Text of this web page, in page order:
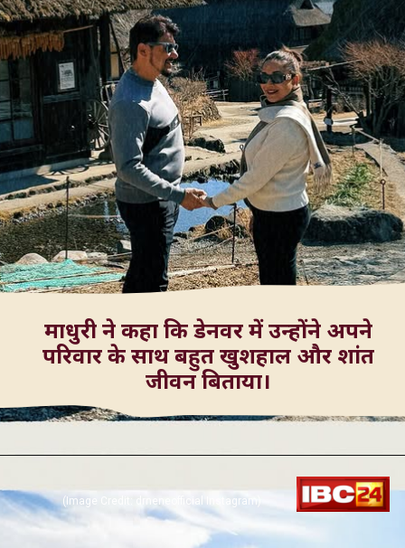
माधुरी ने कहा कि डेनवर में उन्होंने अपने
परिवार के साथ बहुत खुशहाल और शांत
(Image Credit: drneneofficial Instagram)